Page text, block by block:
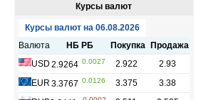
Курсы валют